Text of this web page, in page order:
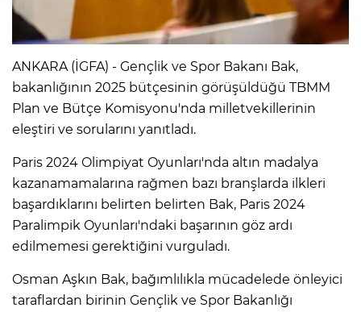
ANKARA (İGFA) - Gençlik ve Spor Bakanı Bak,
bakanlığının 2025 bütçesinin görüşüldüğü TBMM
Plan ve Bütçe Komisyonu'nda milletvekillerinin
eleştiri ve sorularını yanıtladı.
Paris 2024 Olimpiyat Oyunları'nda altın madalya
kazanamamalarına rağmen bazı branşlarda ilkleri
başardıklarını belirten belirten Bak, Paris 2024
Paralimpik Oyunları'ndaki başarının göz ardı
edilmemesi gerektiğini vurguladı.
Osman Aşkın Bak, bağımlılıkla mücadelede önleyici
taraflardan birinin Gençlik ve Spor Bakanlığı